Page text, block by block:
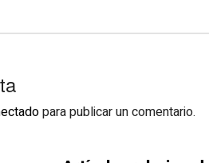
para publicar un comentario.